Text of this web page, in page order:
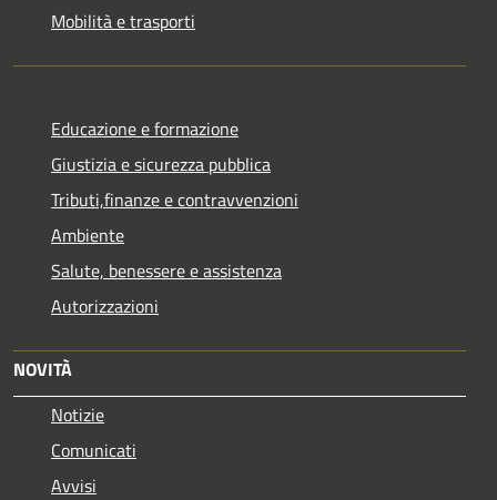
Mobilità e trasporti
Educazione e formazione
Giustizia e sicurezza pubblica
Tributi,finanze e contravvenzioni
Ambiente
Salute, benessere e assistenza
Autorizzazioni
NOVITÀ
Notizie
Comunicati
Avvisi